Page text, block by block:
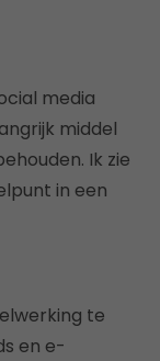
media
middel
Ik zie
in een
te
en e-